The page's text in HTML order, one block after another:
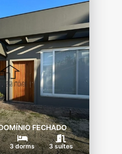
FECHADO
3 dorms 3 suítes